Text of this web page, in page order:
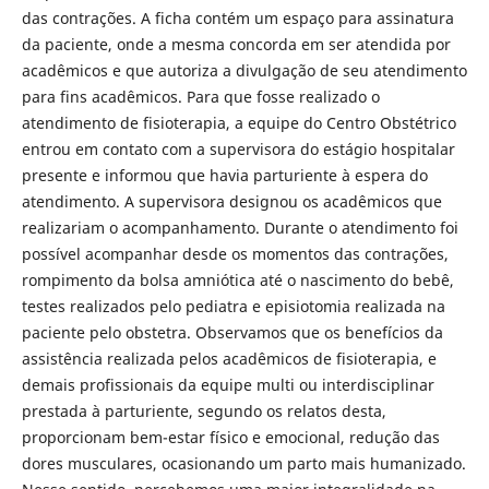
das contrações. A ficha contém um espaço para assinatura
da paciente, onde a mesma concorda em ser atendida por
acadêmicos e que autoriza a divulgação de seu atendimento
para fins acadêmicos. Para que fosse realizado o
atendimento de fisioterapia, a equipe do Centro Obstétrico
entrou em contato com a supervisora do estágio hospitalar
presente e informou que havia parturiente à espera do
atendimento. A supervisora designou os acadêmicos que
realizariam o acompanhamento. Durante o atendimento foi
possível acompanhar desde os momentos das contrações,
rompimento da bolsa amniótica até o nascimento do bebê,
testes realizados pelo pediatra e episiotomia realizada na
paciente pelo obstetra. Observamos que os benefícios da
assistência realizada pelos acadêmicos de fisioterapia, e
demais profissionais da equipe multi ou interdisciplinar
prestada à parturiente, segundo os relatos desta,
proporcionam bem-estar físico e emocional, redução das
dores musculares, ocasionando um parto mais humanizado.